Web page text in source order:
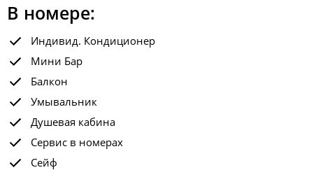
В номере:
Индивид. Кондиционер
Мини Бар
Балкон
Умывальник
Душевая кабина
Сервис в номерах
Сейф